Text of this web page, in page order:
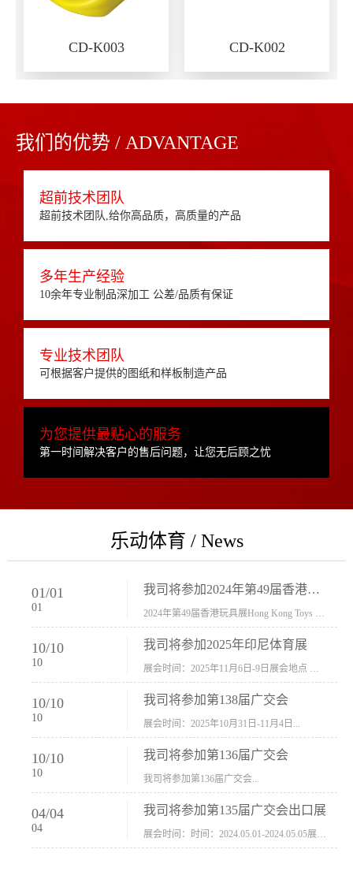
CD-K003 CD-K002
我们的优势 / ADVANTAGE
超前技术团队
超前技术团队,给你高品质，高质量的产品
多年生产经验
10余年专业制品深加工 公差/品质有保证
专业技术团队
可根据客户提供的图纸和样板制造产品
为您提供最贴心的服务
第一时间解决客户的售后问题，让您无后顾之忧
乐动体育 / News
01/01
01
我司将参加2024年第49届香港玩具展Hong Kong Toys & Games Fair 欢迎新···
10/10
10
我司将参加2025年印尼体育展
10/10
10
我司将参加第138届广交会
展会时间：2025年10月31日-11月4日...
10/10
10
我司将参加第136届广交会
我司将参加第136届广交会...
04/04
04
我司将参加第135届广交会出口展
展会时间：时间：2024.05.01-2024.05.05展会地址：中国进出口商品交易会展馆福建康莱宝公司展位号12.1G37-38、H11-12，浙江康莱宝展位号17.1B23-24、C19-20...